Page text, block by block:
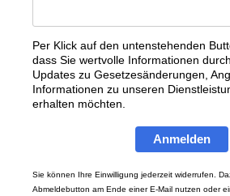
Per Klick auf den untenstehenden
dass Sie wertvolle Informationen
Updates zu Gesetzesänderungen,
Informationen zu unseren
erhalten möchten.
Anmelden
Sie können Ihre Einwilligung jederzeit widerrufen.
Abmeldebutton am Ende einer E-Mail nutzen oder